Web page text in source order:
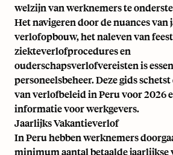
welzijn van werknemers te
Het navigeren door de nuances van
verlofopbouw, het naleven van
ziekteverlofprocedures en
ouderschapsverlofvereisten is
personeelsbeheer. Deze gids
van verlofbeleid in Peru voor 2026
informatie voor werkgevers.
Jaarlijks Vakantieverlof
In Peru hebben werknemers
minimum aantal betaalde